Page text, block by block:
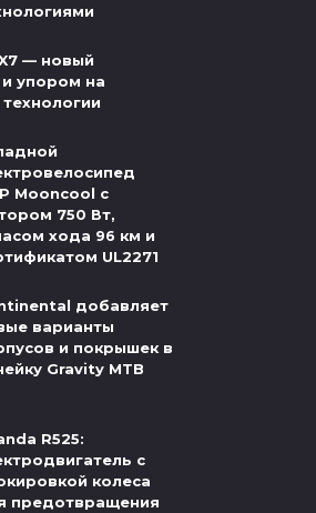
— новый
и упором на
Mooncool с
750 Вт,
хода 96 км и
UL2271
добавляет
варианты
и покрышек в
Gravity MTB
R525:
с
колеса
предотвращения